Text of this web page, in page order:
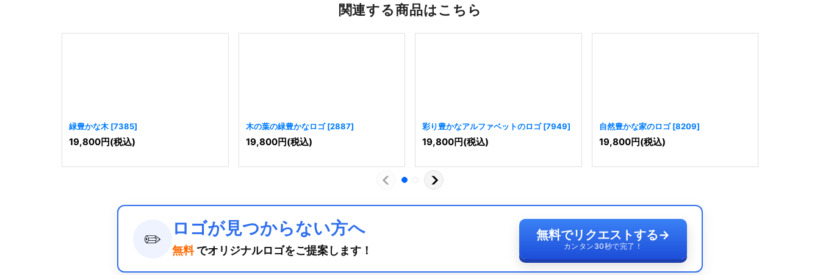
関連する商品はこちら
緑豊かな木 [7385]
19,800円(税込)
木の葉の緑豊かなロゴ [2887]
19,800円(税込)
彩り豊かなアルファベットのロゴ [7949]
19,800円(税込)
自然豊かな家のロゴ [8209]
19,800円(税込)
✏️
ロゴが見つからない方へ
無料 でオリジナルロゴをご提案します！
無料でリクエストする→
カンタン30秒で完了！